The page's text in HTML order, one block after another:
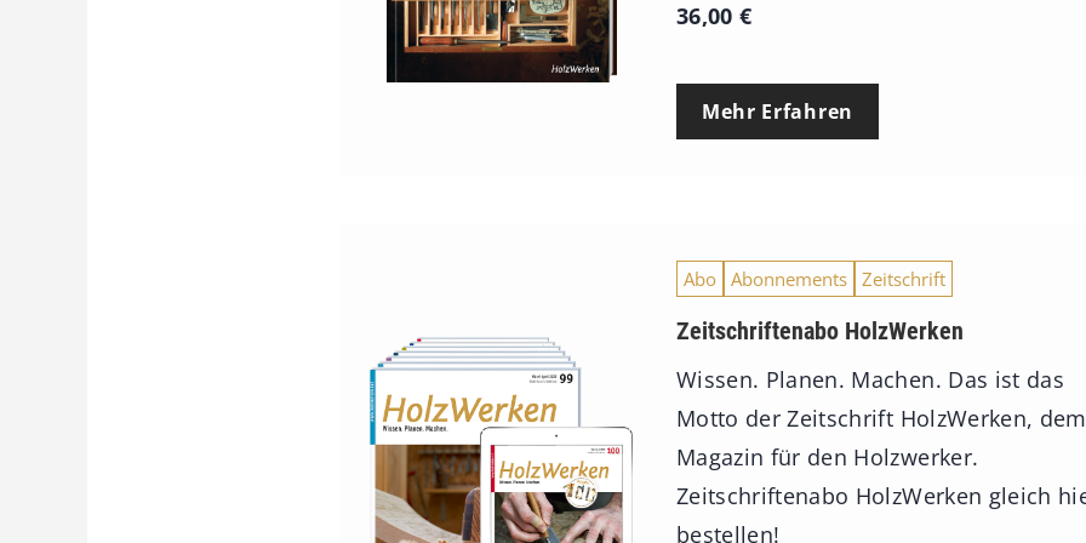
36,00 €
Mehr Erfahren
Abo Abonnements Zeitschrift
Zeitschriftenabo HolzWerken
Wissen. Planen. Machen. Das ist das
Motto der Zeitschrift HolzWerken, dem
Magazin für den Holzwerker.
Zeitschriftenabo HolzWerken gleich
bestellen!